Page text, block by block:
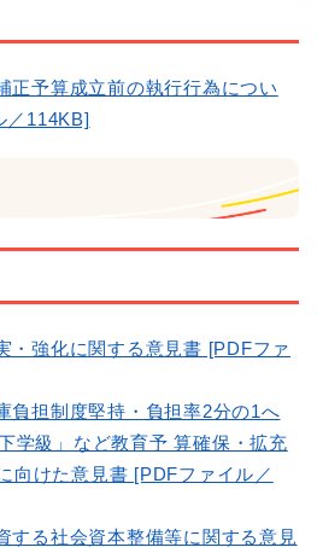
正予算成立前の執行行為につい
／114KB]
・強化に関する意見書 [PDFファ
負担制度堅持・負担率2分の1へ
学級」など教育予 算確保・拡充
向けた意見書 [PDFファイル／
する社会資本整備等に関する意見